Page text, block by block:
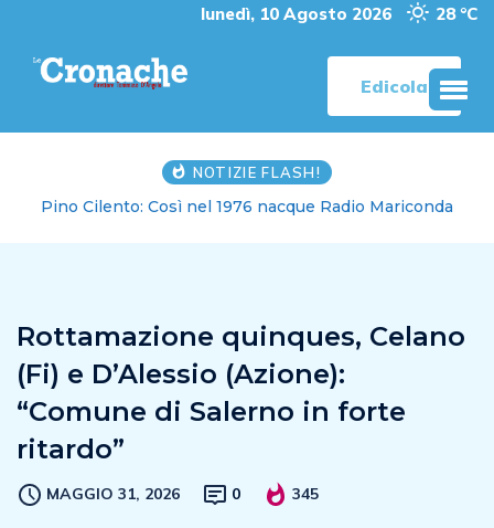
lunedì, 10 Agosto 2026 28 °C
Edicola
NOTIZIE FLASH!
Pino Cilento: Così nel 1976 nacque Radio Mariconda
Rottamazione quinques, Celano
(Fi) e D’Alessio (Azione):
“Comune di Salerno in forte
ritardo”
MAGGIO 31, 2026 0 345